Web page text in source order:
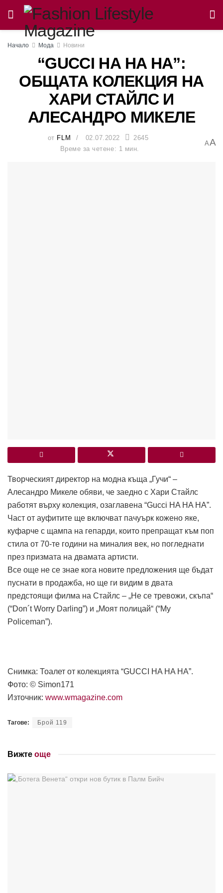
Начало Мода Новини
“GUCCI HA HA HA”:
ОБЩАТА КОЛЕКЦИЯ НА
ХАРИ СТАЙЛС И
АЛЕСАНДРО МИКЕЛЕ
от FLM 02.07.2022
2645
Време за четене: 1 мин.
AA
Творческият директор на модна къща „Гучи“ –
Алесандро Микеле обяви, че заедно с Хари Стайлс
работят върху колекция, озаглавена “Gucci HA HA HA”.
Част от ауфитите ще включват пачуърк кожено яке,
куфарче с щампа на гепарди, които препращат към поп
стила от 70-те години на миналия век, но погледнати
през призмата на двамата артисти.
Все още не се знае кога новите предложения ще бъдат
пуснати в продажба, но ще ги видим в двата
предстоящи филма на Стайлс – „Не се тревожи, скъпа“
(“Don´t Worry Darling”) и „Моят полицай“ (“My
Policeman”).
Снимка: Тоалет от колекцията “GUCCI HA HA HA”.
Фото: © Simon171
Източник: www.wmagazine.com
Тагове: Брой 119
Вижте още